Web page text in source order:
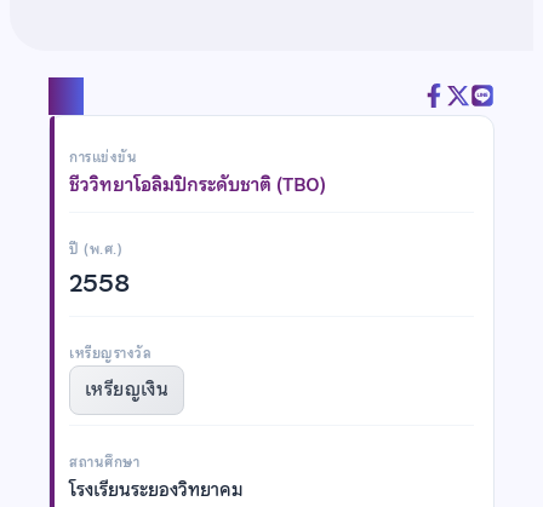
การแข่งขัน
ชีววิทยาโอลิมปิกระดับชาติ (TBO)
ปี (พ.ศ.)
2558
เหรียญรางวัล
เหรียญเงิน
สถานศึกษา
โรงเรียนระยองวิทยาคม